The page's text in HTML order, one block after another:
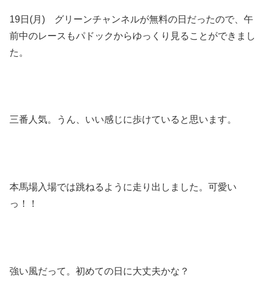
19日(月) グリーンチャンネルが無料の日だったので、午
前中のレースもパドックからゆっくり見ることができまし
た。
三番人気。うん、いい感じに歩けていると思います。
本馬場入場では跳ねるように走り出しました。可愛い
っ！！
強い風だって。初めての日に大丈夫かな？